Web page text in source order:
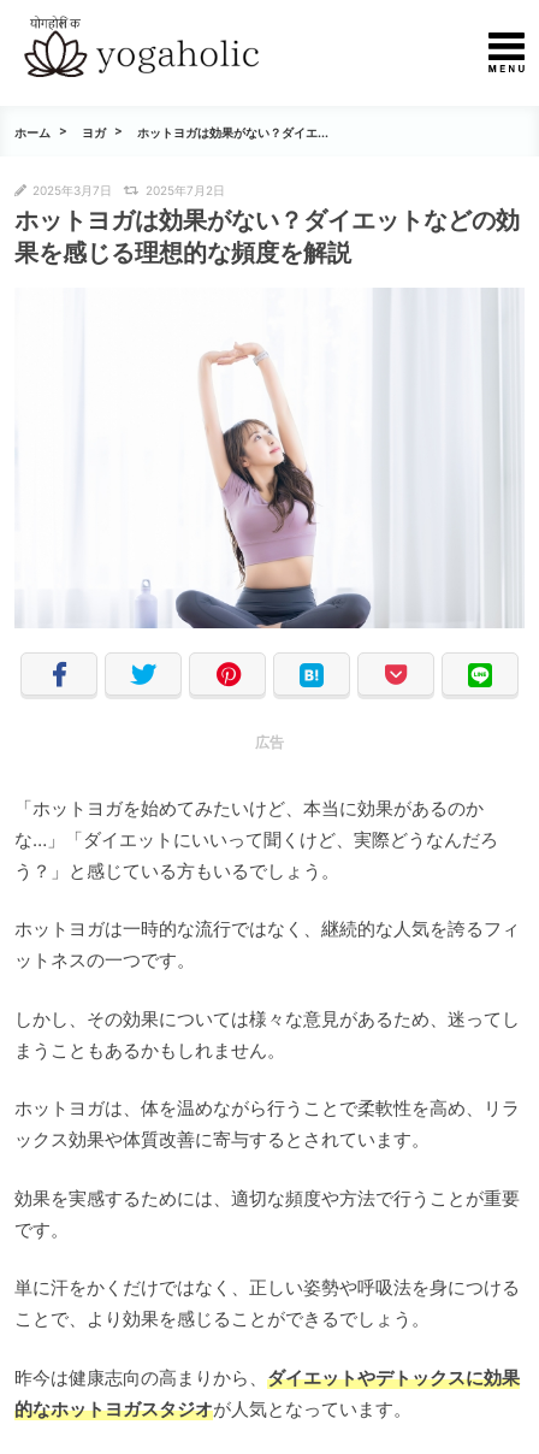
ホーム ヨガ ホットヨガは効果がない？ダイエ...
2025年3月7日 2025年7月2日
ホットヨガは効果がない？ダイエットなどの効
果を感じる理想的な頻度を解説
広告
「ホットヨガを始めてみたいけど、本当に効果があるのか
な…」「ダイエットにいいって聞くけど、実際どうなんだろ
う？」と感じている方もいるでしょう。
ホットヨガは一時的な流行ではなく、継続的な人気を誇るフィ
ットネスの一つです。
しかし、その効果については様々な意見があるため、迷ってし
まうこともあるかもしれません。
ホットヨガは、体を温めながら行うことで柔軟性を高め、リラ
ックス効果や体質改善に寄与するとされています。
効果を実感するためには、適切な頻度や方法で行うことが重要
です。
単に汗をかくだけではなく、正しい姿勢や呼吸法を身につける
ことで、より効果を感じることができるでしょう。
昨今は健康志向の高まりから、 ダイエットやデトックスに効果
的なホットヨガスタジオが人気となっています。